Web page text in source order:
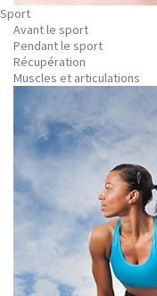
Sport
Avant le sport
Pendant le sport
Récupération
Muscles et articulations